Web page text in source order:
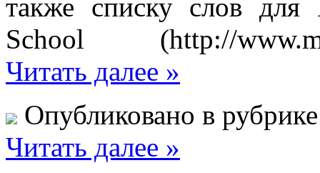
также списку слов
School (http://
Читать далее »
Опубликовано в
Читать далее »